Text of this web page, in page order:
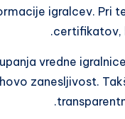
igralcev. Pri
certifikatov,
vredne
zanesljivost.